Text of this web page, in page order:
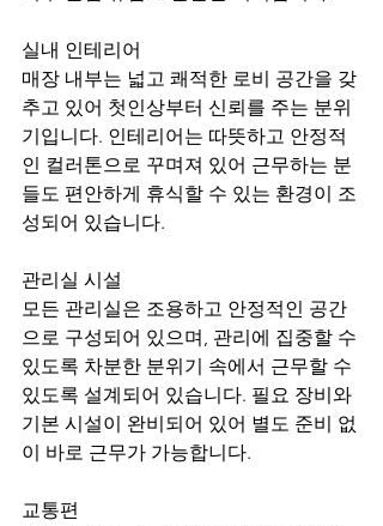
실내 인테리어
매장 내부는 넓고 쾌적한 로비 공간을 갖
추고 있어 첫인상부터 신뢰를 주는 분위
기입니다. 인테리어는 따뜻하고 안정적
인 컬러톤으로 꾸며져 있어 근무하는 분
들도 편안하게 휴식할 수 있는 환경이 조
성되어 있습니다.
관리실 시설
모든 관리실은 조용하고 안정적인 공간
으로 구성되어 있으며, 관리에 집중할 수
있도록 차분한 분위기 속에서 근무할 수
있도록 설계되어 있습니다. 필요 장비와
기본 시설이 완비되어 있어 별도 준비 없
이 바로 근무가 가능합니다.
교통편